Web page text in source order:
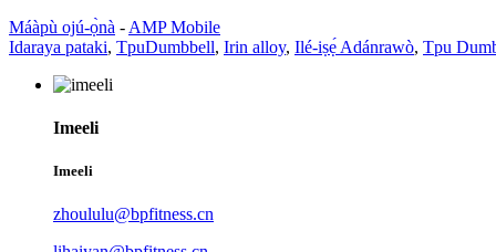
Máàpù ojú-ọ̀nà - AMP Mobile
Idaraya pataki, TpuDumbbell, Irin alloy, Ilé-iṣẹ́ Adánrawò, Tpu
Imeeli
Imeeli
zhoululu@bpfitness.cn